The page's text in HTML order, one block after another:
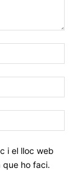
web:
i el lloc web
ho faci.